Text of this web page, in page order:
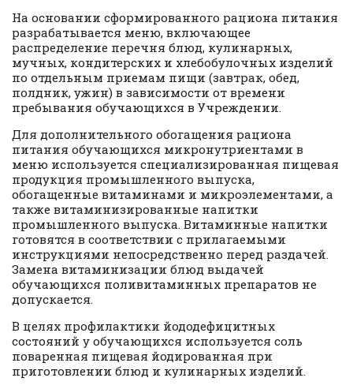
На основании сформированного рациона питания
разрабатывается меню, включающее
распределение перечня блюд, кулинарных,
мучных, кондитерских и хлебобулочных изделий
по отдельным приемам пищи (завтрак, обед,
полдник, ужин) в зависимости от времени
пребывания обучающихся в Учреждении.
Для дополнительного обогащения рациона
питания обучающихся микронутриентами в
меню используется специализированная пищевая
продукция промышленного выпуска,
обогащенные витаминами и микроэлементами, а
также витаминизированные напитки
промышленного выпуска. Витаминные напитки
готовятся в соответствии с прилагаемыми
инструкциями непосредственно перед раздачей.
Замена витаминизации блюд выдачей
обучающихся поливитаминных препаратов не
допускается.
В целях профилактики йододефицитных
состояний у обучающихся используется соль
поваренная пищевая йодированная при
приготовлении блюд и кулинарных изделий.